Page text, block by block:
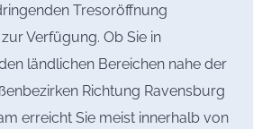
Tresoröffnung
Verfügung. Ob Sie in
ländlichen Bereichen nahe der
Richtung Ravensburg
erreicht Sie meist innerhalb von